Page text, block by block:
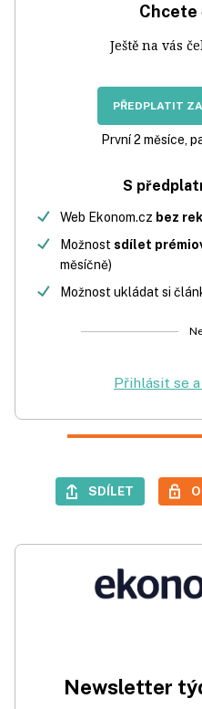
Chcete
Ještě na vás
PŘEDPLATIT
První 2 měsíce,
S
Web Ekonom.cz bez
Možnost sdílet
měsíčně)
Možnost ukládat si
Přihlásit se
SDÍLET
Newsletter